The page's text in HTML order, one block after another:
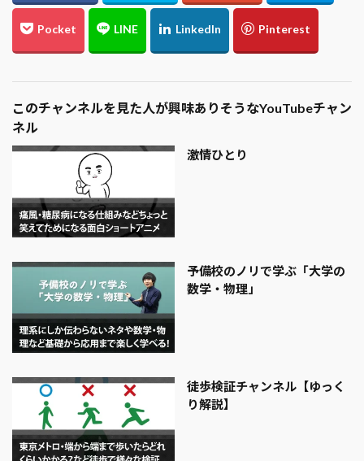
このチャンネルを見た人が興味ありそうなYouTubeチャン
ネル
激情ひとり
予備校のノリで学ぶ「大学の
数学・物理」
徒歩検証チャンネル【ゆっく
り解説】